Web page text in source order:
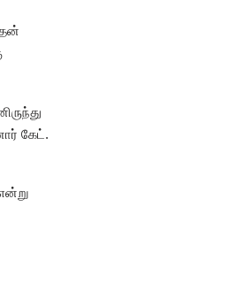
கேட்.